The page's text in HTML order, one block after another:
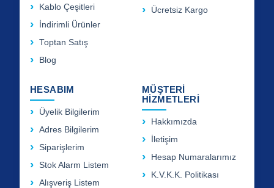
Kablo Çeşitleri
İndirimli Ürünler
Toptan Satış
Blog
Ücretsiz Kargo
HESABIM
Üyelik Bilgilerim
Adres Bilgilerim
Siparişlerim
Stok Alarm Listem
Alışveriş Listem
MÜŞTERİ
HİZMETLERİ
Hakkımızda
İletişim
Hesap Numaralarımız
K.V.K.K. Politikası